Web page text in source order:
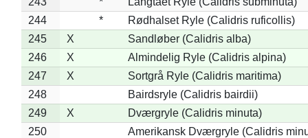
244
*
Rødhalset Ryle (Calidris ruficollis)
245
X
Sandløber (Calidris alba)
246
X
Almindelig Ryle (Calidris alpina)
247
X
Sortgrå Ryle (Calidris maritima)
248
Bairdsryle (Calidris bairdii)
249
X
Dværgryle (Calidris minuta)
250
Amerikansk Dværgryle (Calidris